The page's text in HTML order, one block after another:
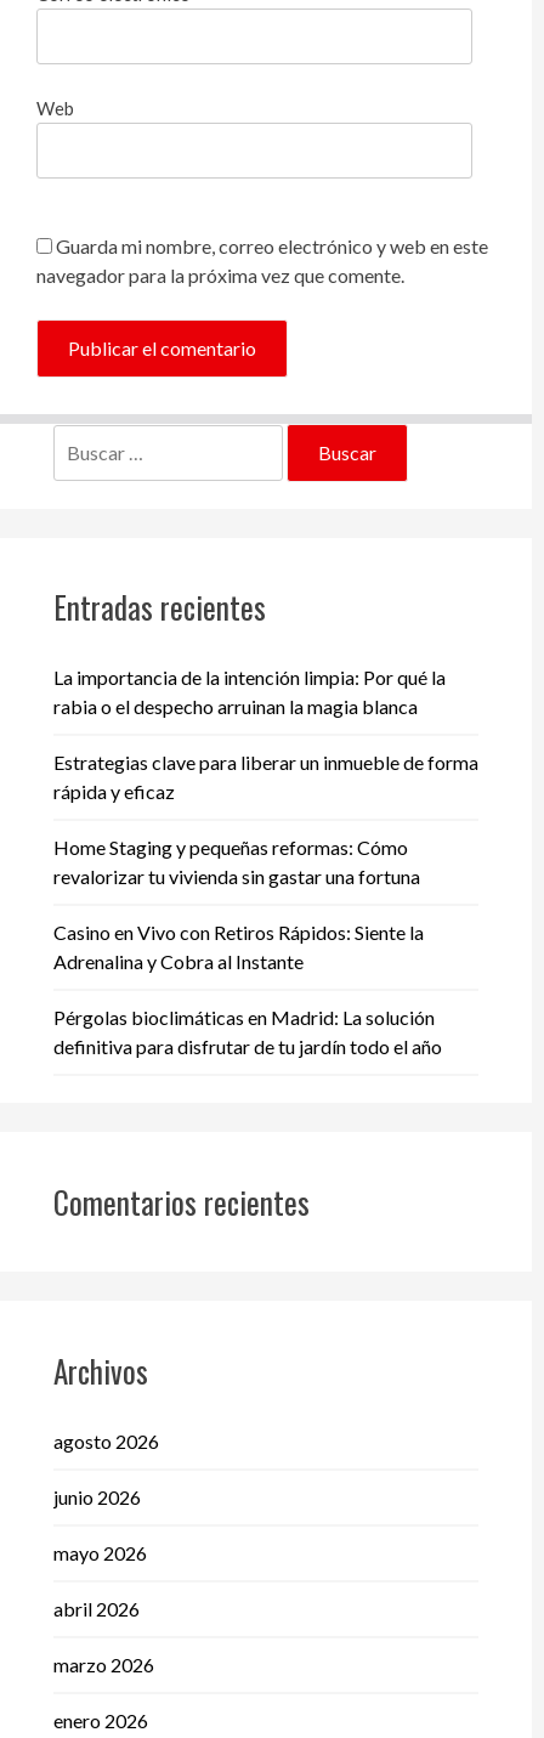
Web
Guarda mi nombre, correo electrónico y web en este
navegador para la próxima vez que comente.
Entradas recientes
La importancia de la intención limpia: Por qué la
rabia o el despecho arruinan la magia blanca
Estrategias clave para liberar un inmueble de forma
rápida y eficaz
Home Staging y pequeñas reformas: Cómo
revalorizar tu vivienda sin gastar una fortuna
Casino en Vivo con Retiros Rápidos: Siente la
Adrenalina y Cobra al Instante
Pérgolas bioclimáticas en Madrid: La solución
definitiva para disfrutar de tu jardín todo el año
Comentarios recientes
Archivos
agosto 2026
junio 2026
mayo 2026
abril 2026
marzo 2026
enero 2026